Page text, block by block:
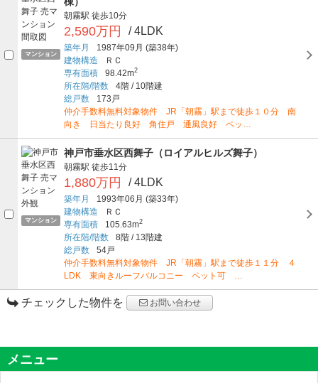
マンション
朝霧駅 徒歩10分
2,590万円 / 4LDK
築年月 1987年09月 (築38年)
建物構造
ＲＣ
専有面積
98.42m2
所在階/階数 4階 /10階建
総戸数
173戸
仲介手数料無料対象物件 JR「朝霧」駅まで徒歩１０分 南
向き 日当たり良好 角住戸 通風良好 ペッ…
マンション
神戸市垂水区西舞子（ロイアルヒルズ舞子）
朝霧駅 徒歩11分
1,880万円 / 4LDK
築年月 1993年06月 (築33年)
建物構造
ＲＣ
専有面積
105.63m2
所在階/階数 8階 /13階建
総戸数
54戸
仲介手数料無料対象物件 JR「朝霧」駅まで徒歩１１分 ４
LDK 東向きルーフバルコニー ペット可 …
チェックした物件を お問い合わせ
メニュー